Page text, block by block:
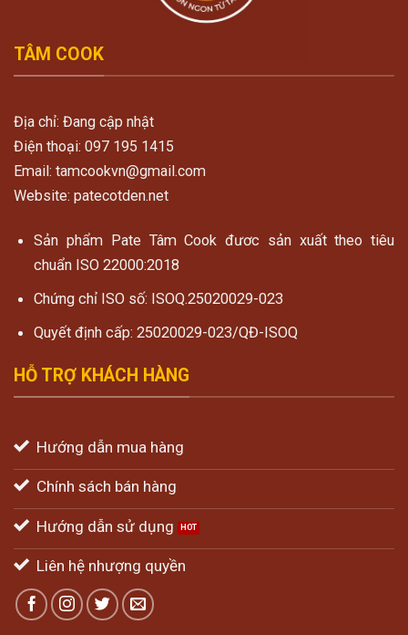
TÂM COOK
Địa chỉ: Đang cập nhật
Điện thoại: 097 195 1415
Email: tamcookvn@gmail.com
Website: patecotden.net
Sản phẩm Pate Tâm Cook đươc sản xuất theo tiêu
chuẩn ISO 22000:2018
Chứng chỉ ISO số: ISOQ.25020029-023
Quyết định cấp: 25020029-023/QĐ-ISOQ
HỖ TRỢ KHÁCH HÀNG
Hướng dẫn mua hàng
Chính sách bán hàng
Hướng dẫn sử dụng
Liên hệ nhượng quyền